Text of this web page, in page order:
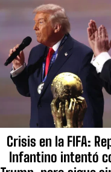
Crisis en la FIFA:
Infantino intentó